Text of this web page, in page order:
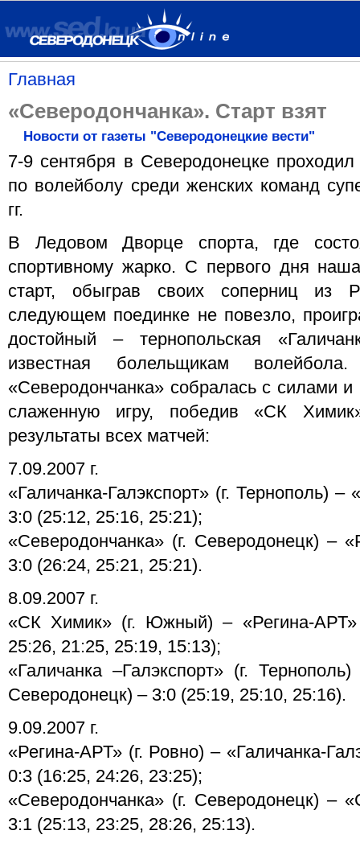
Главная
«Северодончанка». Старт взят
Новости от газеты "Северодонецкие вести"
7-9 сентября в Северодонецке
по волейболу среди женских команд
гг.
В Ледовом Дворце спорта, где
спортивному жарко. С первого дня
старт, обыграв своих соперниц из
следующем поединке не повезло,
достойный – тернопольская
известная болельщикам
«Северодончанка» собралась с силами
слаженную игру, победив «СК
результаты всех матчей:
7.09.2007 г.
«Галичанка-Галэкспорт» (г. Тернополь)
3:0 (25:12, 25:16, 25:21);
«Северодончанка» (г. Северодонецк) –
3:0 (26:24, 25:21, 25:21).
8.09.2007 г.
«СК Химик» (г. Южный) – «Регина-
25:26, 21:25, 25:19, 15:13);
«Галичанка –Галэкспорт» (г.
Северодонецк) – 3:0 (25:19, 25:10, 25:16).
9.09.2007 г.
«Регина-АРТ» (г. Ровно) – «Галичанка-
0:3 (16:25, 24:26, 23:25);
«Северодончанка» (г. Северодонецк)
3:1 (25:13, 23:25, 28:26, 25:13).